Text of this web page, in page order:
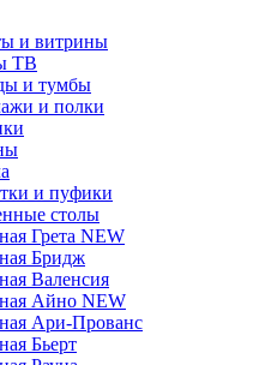
и витрины
ТВ
и тумбы
и полки
и пуфики
столы
Грета NEW
Бридж
Валенсия
Айно NEW
Ари-Прованс
Бьерт